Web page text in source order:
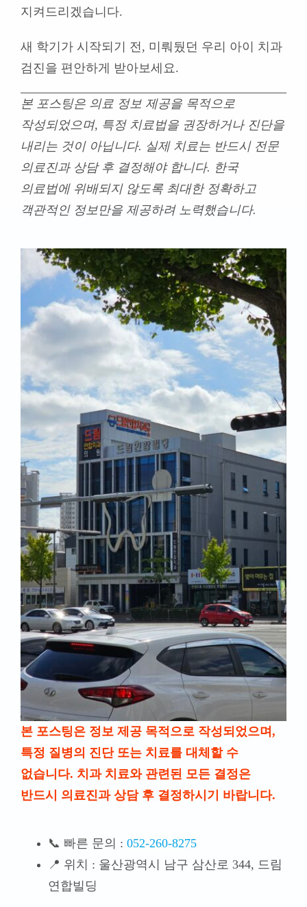
지켜드리겠습니다.
새 학기가 시작되기 전, 미뤄뒀던 우리 아이 치과
검진을 편안하게 받아보세요.
본 포스팅은 의료 정보 제공을 목적으로
작성되었으며, 특정 치료법을 권장하거나 진단을
내리는 것이 아닙니다. 실제 치료는 반드시 전문
의료진과 상담 후 결정해야 합니다. 한국
의료법에 위배되지 않도록 최대한 정확하고
객관적인 정보만을 제공하려 노력했습니다.
본 포스팅은 정보 제공 목적으로 작성되었으며,
특정 질병의 진단 또는 치료를 대체할 수
없습니다. 치과 치료와 관련된 모든 결정은
반드시 의료진과 상담 후 결정하시기 바랍니다.
📞 빠른 문의 : 052-260-8275
📍 위치 : 울산광역시 남구 삼산로 344, 드림
연합빌딩